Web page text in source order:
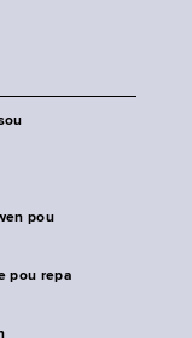
pou
pou repa